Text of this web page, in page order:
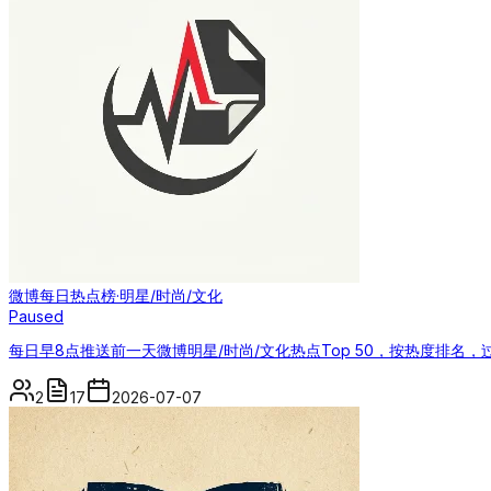
微博每日热点榜·明星/时尚/文化
Paused
每日早8点推送前一天微博明星/时尚/文化热点Top 50，按热度排名，
2 17 2026-07-07